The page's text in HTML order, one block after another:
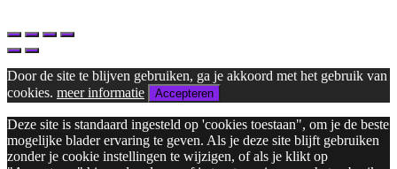
Door de site te blijven gebruiken, ga je akkoord met het gebruik van
cookies. meer informatie Accepteren
Deze site is standaard ingesteld op 'cookies toestaan", om je de beste
mogelijke blader ervaring te geven. Als je deze site blijft gebruiken
zonder je cookie instellingen te wijzigen, of als je klikt op